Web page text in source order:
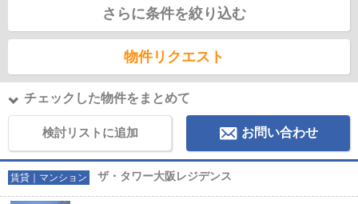
さらに条件を絞り込む
物件リクエスト
チェックした物件をまとめて
検討リストに追加 お問い合わせ
賃貸｜マンション ザ・タワー大阪レジデンス